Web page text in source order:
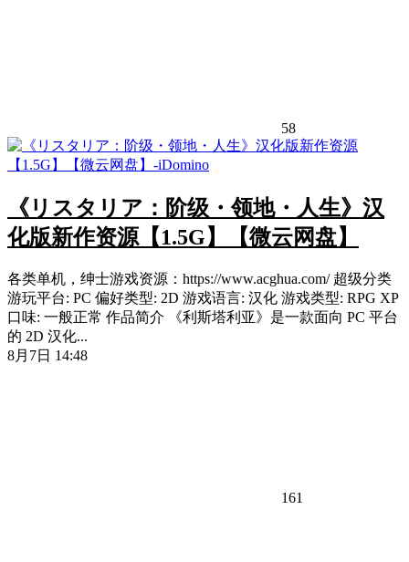
58
《リスタリア：阶级・领地・人生》汉
化版新作资源【1.5G】【微云网盘】
各类单机，绅士游戏资源：https://www.acghua.com/ 超级分类
游玩平台: PC 偏好类型: 2D 游戏语言: 汉化 游戏类型: RPG XP
口味: 一般正常 作品简介 《利斯塔利亚》是一款面向 PC 平台
的 2D 汉化...
8月7日 14:48
161